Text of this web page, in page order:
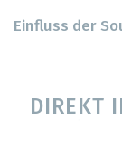
Einfluss der
DIREKT